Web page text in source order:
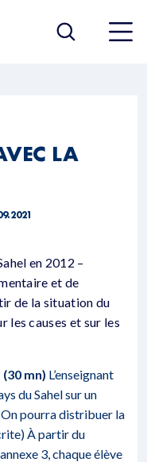
LA
en 2012 –
et de
de la situation du
les causes et sur les
mn) L’enseignant
du Sahel sur un
pourra distribuer la
À partir du
3, chaque élève